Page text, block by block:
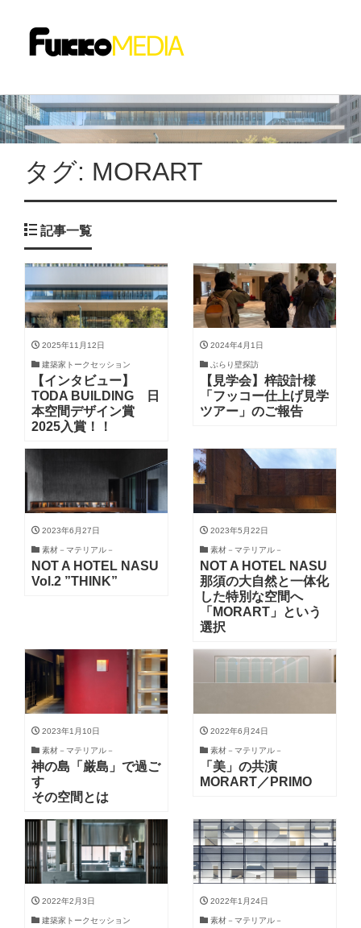
タグ: MORART
記事一覧
2025年11月12日
建築家トークセッション
【インタビュー】
TODA BUILDING 日
本空間デザイン賞
2025入賞！！
2024年4月1日
ぶらり壁探訪
【見学会】梓設計様
「フッコー仕上げ見学
ツアー」のご報告
2023年6月27日
素材－マテリアル－
NOT A HOTEL NASU
Vol.2 ”THINK”
2023年5月22日
素材－マテリアル－
NOT A HOTEL NASU
那須の大自然と一体化
した特別な空間へ
「MORART」という
選択
2023年1月10日
素材－マテリアル－
神の島「厳島」で過ご
す
その空間とは
2022年6月24日
素材－マテリアル－
「美」の共演
MORART／PRIMO
2022年2月3日
建築家トークセッション
2022年1月24日
素材－マテリアル－